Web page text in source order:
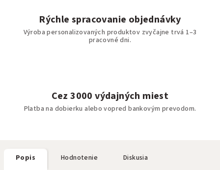
Rýchle spracovanie objednávky
Výroba personalizovaných produktov zvyčajne trvá 1–3
pracovné dni.
Cez 3000 výdajných miest
Platba na dobierku alebo vopred bankovým prevodom.
Popis Hodnotenie Diskusia